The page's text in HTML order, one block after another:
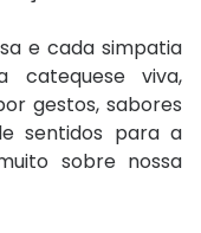
e cada simpatia
catequese viva,
gestos, sabores
sentidos para a
sobre nossa